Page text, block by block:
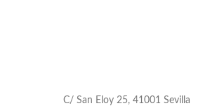
C/ San Eloy 25, 41001 Sevilla